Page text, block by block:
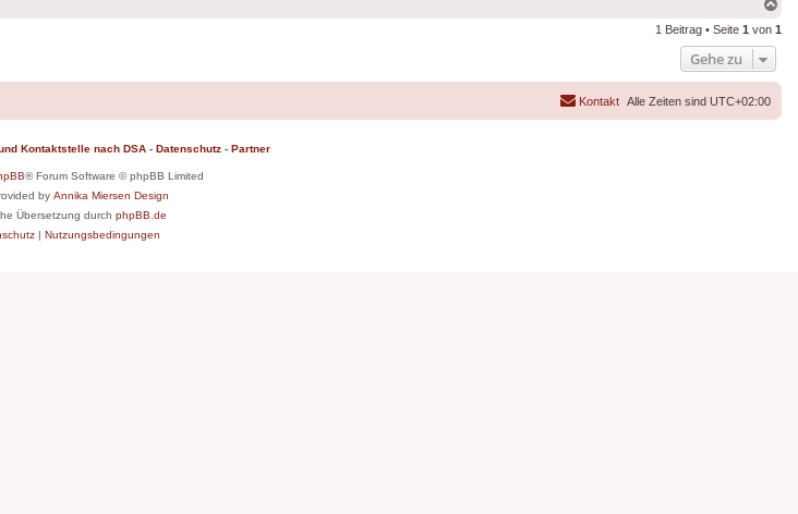
1 Beitrag • Seite 1 von 1
Gehe zu
Alle Zeiten sind UTC+02:00
Kontakt
Kontaktstelle nach DSA - Datenschutz - Partner
® Forum Software © phpBB Limited
by Annika Miersen Design
Übersetzung durch phpBB.de
| Nutzungsbedingungen